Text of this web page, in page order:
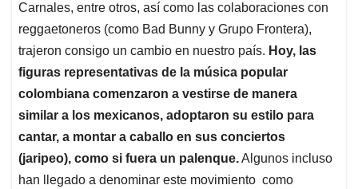
Carnales, entre otros, así como las colaboraciones con
reggaetoneros (como Bad Bunny y Grupo Frontera),
trajeron consigo un cambio en nuestro país. Hoy, las
figuras representativas de la música popular
colombiana comenzaron a vestirse de manera
similar a los mexicanos, adoptaron su estilo para
cantar, a montar a caballo en sus conciertos
(jaripeo), como si fuera un palenque.Algunos incluso
han llegado a denominar este movimiento como